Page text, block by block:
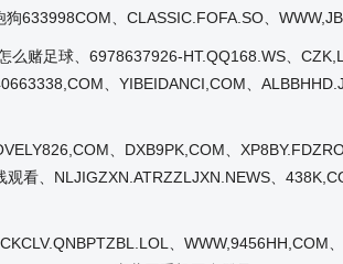
狗633998COM、CLASSIC.FOFA.SO、
么赌足球、6978637926-HT.QQ168.WS、
、YIBEIDANCI,COM、
、DXB9PK,COM、
看、NLJIGZXN.ATRZZLJXN.NEWS、
、